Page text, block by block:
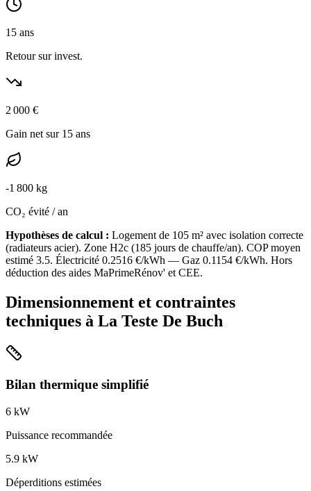
15 ans
Retour sur invest.
2 000 €
Gain net sur 15 ans
-1 800 kg
CO₂ évité / an
Hypothèses de calcul : Logement de 105 m² avec isolation correcte
(radiateurs acier). Zone H2c (185 jours de chauffe/an). COP moyen
estimé 3.5. Électricité 0.2516 €/kWh — Gaz 0.1154 €/kWh. Hors
déduction des aides MaPrimeRénov' et CEE.
Dimensionnement et contraintes
techniques à La Teste De Buch
Bilan thermique simplifié
6 kW
Puissance recommandée
5.9 kW
Déperditions estimées